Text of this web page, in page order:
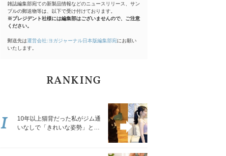
雑誌編集部宛ての新製品情報などのニュースリリース、サン
プルの郵送物等は、以下で受け付けております。
※プレジデント社様には編集部はございませんので、ご注意
ください。
郵送先は運営会社:ヨガジャーナル日本版編集部宛にお願い
いたします。
RANKING
10年以上猫背だった私がジム通
いなしで「きれいな姿勢」と褒
1